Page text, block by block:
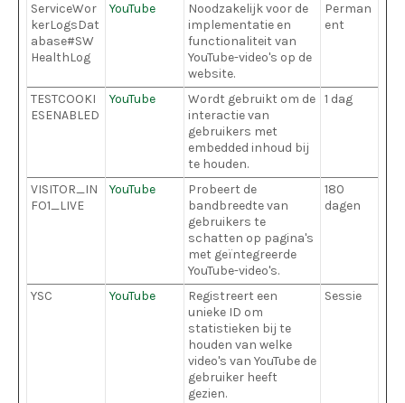
ServiceWor
kerLogsDat
abase#SW
HealthLog
YouTube
Noodzakelijk voor de
implementatie en
functionaliteit van
YouTube-video's op de
website.
Perman
ent
TESTCOOKI
ESENABLED
YouTube
Wordt gebruikt om de
interactie van
gebruikers met
embedded inhoud bij
te houden.
1 dag
VISITOR_IN
FO1_LIVE
YouTube
Probeert de
bandbreedte van
gebruikers te
schatten op pagina's
met geïntegreerde
YouTube-video's.
180
dagen
YSC YouTube
Registreert een
unieke ID om
statistieken bij te
houden van welke
video's van YouTube de
gebruiker heeft
gezien.
Sessie